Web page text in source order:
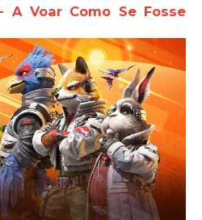
Voar Como Se Fosse